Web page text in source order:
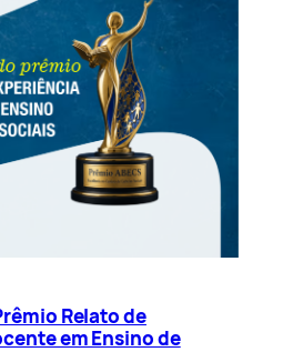
Relato de
em Ensino de